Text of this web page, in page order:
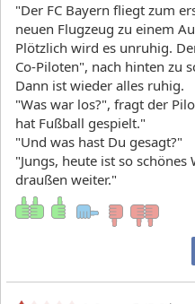
"Der FC Bayern fliegt zum
neuen Flugzeug zu einem
Plötzlich wird es unruhig.
Co-Piloten", nach hinten zu
Dann ist wieder alles ruhig.
"Was war los?", fragt der
hat Fußball gespielt."
"Und was hast Du gesagt?"
"Jungs, heute ist so schönes
draußen weiter."